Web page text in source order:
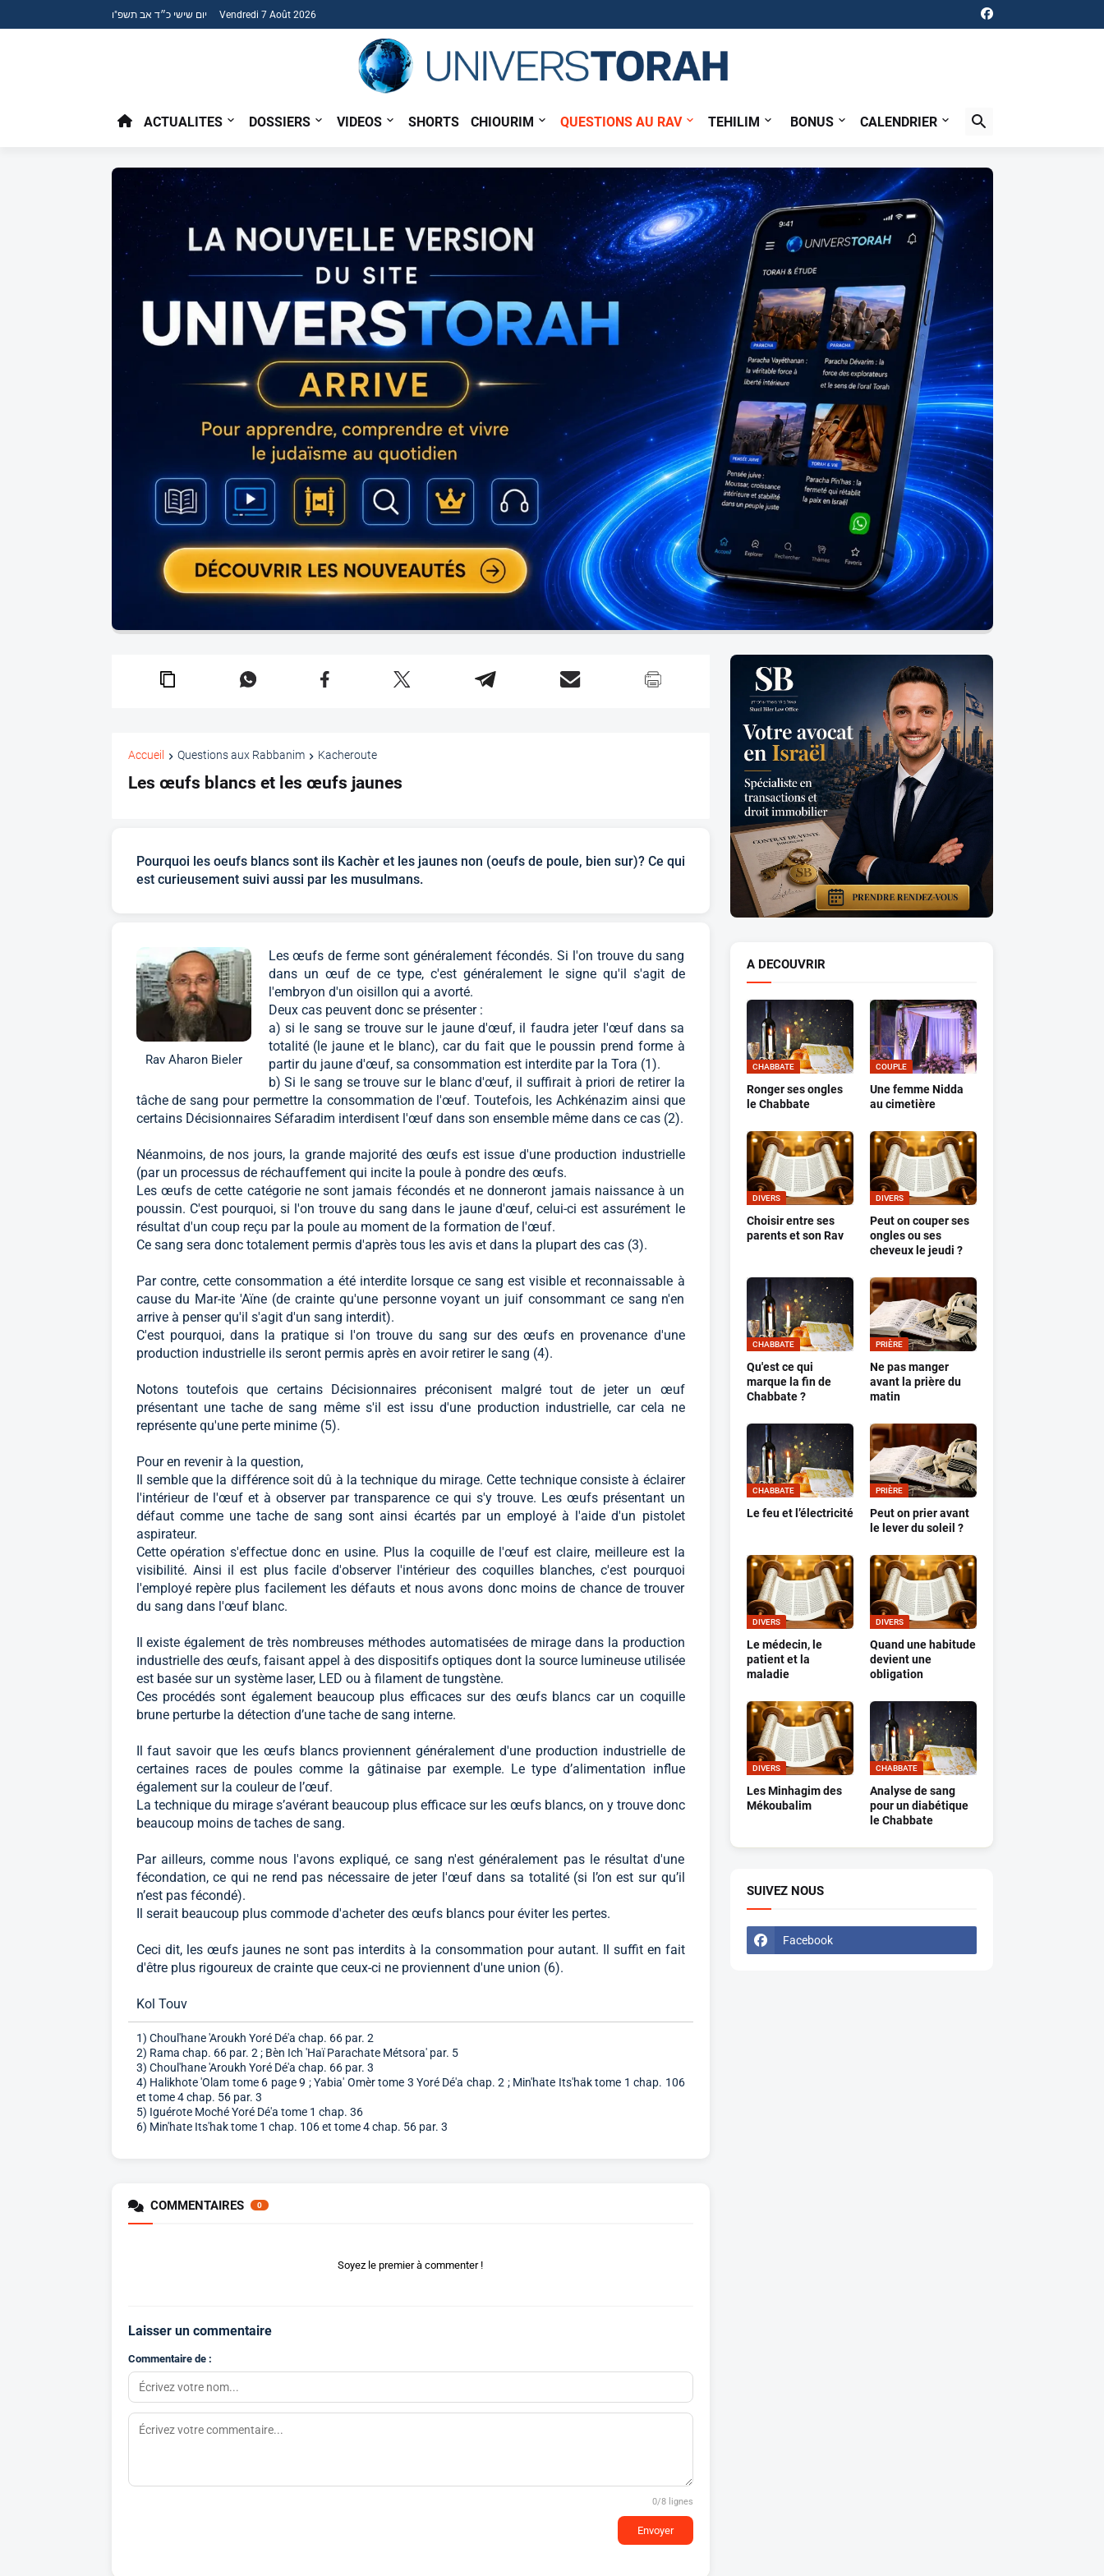
יום שישי כ״ד אב תשפ"ו Vendredi 7 Août 2026
ACTUALITES DOSSIERS VIDEOS SHORTS CHIOURIM QUESTIONS AU RAV TEHILIM BONUS CALENDRIER
Accueil Questions aux Rabbanim Kacheroute
Les œufs blancs et les œufs jaunes
Pourquoi les oeufs blancs sont ils Kachèr et les jaunes non (oeufs de poule, bien sur)? Ce qui
est curieusement suivi aussi par les musulmans.
Rav Aharon Bieler
Les œufs de ferme sont généralement fécondés. Si l'on trouve du sang
dans un œuf de ce type, c'est généralement le signe qu'il s'agit de
l'embryon d'un oisillon qui a avorté.
Deux cas peuvent donc se présenter :
a) si le sang se trouve sur le jaune d'œuf, il faudra jeter l'œuf dans sa
totalité (le jaune et le blanc), car du fait que le poussin prend forme à
partir du jaune d'œuf, sa consommation est interdite par la Tora (1).
b) Si le sang se trouve sur le blanc d'œuf, il suffirait à priori de retirer la
tâche de sang pour permettre la consommation de l'œuf. Toutefois, les Achkénazim ainsi que
certains Décisionnaires Séfaradim interdisent l'œuf dans son ensemble même dans ce cas (2).
Néanmoins, de nos jours, la grande majorité des œufs est issue d'une production industrielle
(par un processus de réchauffement qui incite la poule à pondre des œufs.
Les œufs de cette catégorie ne sont jamais fécondés et ne donneront jamais naissance à un
poussin. C'est pourquoi, si l'on trouve du sang dans le jaune d'œuf, celui-ci est assurément le
résultat d'un coup reçu par la poule au moment de la formation de l'œuf.
Ce sang sera donc totalement permis d'après tous les avis et dans la plupart des cas (3).
Par contre, cette consommation a été interdite lorsque ce sang est visible et reconnaissable à
cause du Mar-ite 'Aïne (de crainte qu'une personne voyant un juif consommant ce sang n'en
arrive à penser qu'il s'agit d'un sang interdit).
C'est pourquoi, dans la pratique si l'on trouve du sang sur des œufs en provenance d'une
production industrielle ils seront permis après en avoir retirer le sang (4).
Notons toutefois que certains Décisionnaires préconisent malgré tout de jeter un œuf
présentant une tache de sang même s'il est issu d'une production industrielle, car cela ne
représente qu'une perte minime (5).
Pour en revenir à la question,
Il semble que la différence soit dû à la technique du mirage. Cette technique consiste à éclairer
l'intérieur de l'œuf et à observer par transparence ce qui s'y trouve. Les œufs présentant un
défaut comme une tache de sang sont ainsi écartés par un employé à l'aide d'un pistolet
aspirateur.
Cette opération s'effectue donc en usine. Plus la coquille de l'œuf est claire, meilleure est la
visibilité. Ainsi il est plus facile d'observer l'intérieur des coquilles blanches, c'est pourquoi
l'employé repère plus facilement les défauts et nous avons donc moins de chance de trouver
du sang dans l'œuf blanc.
Il existe également de très nombreuses méthodes automatisées de mirage dans la production
industrielle des œufs, faisant appel à des dispositifs optiques dont la source lumineuse utilisée
est basée sur un système laser, LED ou à filament de tungstène.
Ces procédés sont également beaucoup plus efficaces sur des œufs blancs car un coquille
brune perturbe la détection d’une tache de sang interne.
Il faut savoir que les œufs blancs proviennent généralement d'une production industrielle de
certaines races de poules comme la gâtinaise par exemple. Le type d’alimentation influe
également sur la couleur de l’œuf.
La technique du mirage s’avérant beaucoup plus efficace sur les œufs blancs, on y trouve donc
beaucoup moins de taches de sang.
Par ailleurs, comme nous l'avons expliqué, ce sang n'est généralement pas le résultat d'une
fécondation, ce qui ne rend pas nécessaire de jeter l'œuf dans sa totalité (si l’on est sur qu’il
n’est pas fécondé).
Il serait beaucoup plus commode d'acheter des œufs blancs pour éviter les pertes.
Ceci dit, les œufs jaunes ne sont pas interdits à la consommation pour autant. Il suffit en fait
d'être plus rigoureux de crainte que ceux-ci ne proviennent d'une union (6).
Kol Touv
1) Choul'hane 'Aroukh Yoré Dé'a chap. 66 par. 2
2) Rama chap. 66 par. 2 ; Bèn Ich 'Haï Parachate Métsora' par. 5
3) Choul'hane 'Aroukh Yoré Dé'a chap. 66 par. 3
4) Halikhote 'Olam tome 6 page 9 ; Yabia' Omèr tome 3 Yoré Dé'a chap. 2 ; Min'hate Its'hak tome 1 chap. 106
et tome 4 chap. 56 par. 3
5) Iguérote Moché Yoré Dé'a tome 1 chap. 36
6) Min'hate Its'hak tome 1 chap. 106 et tome 4 chap. 56 par. 3
COMMENTAIRES 0
Soyez le premier à commenter !
Laisser un commentaire
Commentaire de :
0/8 lignes
Envoyer
A DECOUVRIR
CHABBATE
Ronger ses ongles
le Chabbate
COUPLE
Une femme Nidda
au cimetière
DIVERS
Choisir entre ses
parents et son Rav
DIVERS
Peut on couper ses
ongles ou ses
cheveux le jeudi ?
CHABBATE
Qu'est ce qui
marque la fin de
Chabbate ?
PRIÈRE
Ne pas manger
avant la prière du
matin
CHABBATE
Le feu et l’électricité
PRIÈRE
Peut on prier avant
le lever du soleil ?
DIVERS
Le médecin, le
patient et la
maladie
DIVERS
Quand une habitude
devient une
obligation
DIVERS
Les Minhagim des
Mékoubalim
CHABBATE
Analyse de sang
pour un diabétique
le Chabbate
SUIVEZ NOUS
Facebook